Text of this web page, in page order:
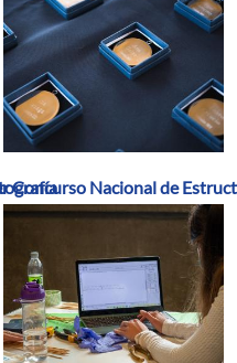
Concurso Nacional de